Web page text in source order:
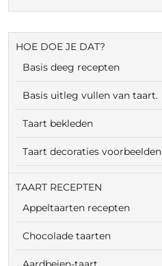
HOE DOE JE DAT?
Basis deeg recepten
Basis uitleg vullen van taart.
Taart bekleden
Taart decoraties voorbeelden
TAART RECEPTEN
Appeltaarten recepten
Chocolade taarten